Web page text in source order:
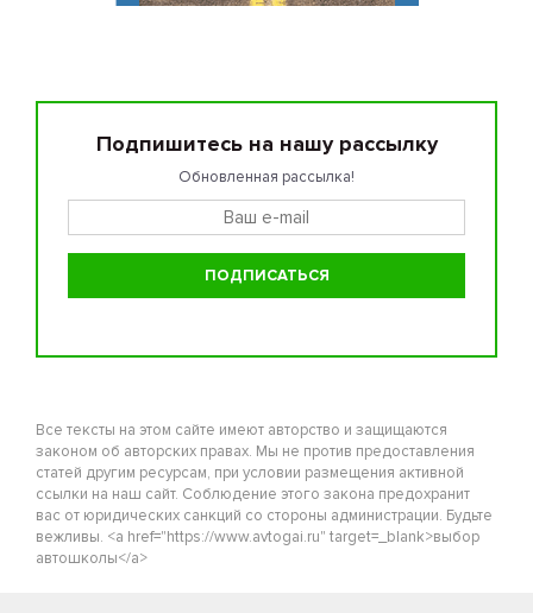
Подпишитесь на нашу рассылку
Обновленная рассылка!
Все тексты на этом сайте имеют авторство и защищаются
законом об авторских правах. Мы не против предоставления
статей другим ресурсам, при условии размещения активной
ссылки на наш сайт. Соблюдение этого закона предохранит
вас от юридических санкций со стороны администрации. Будьте
вежливы. <a href="https://www.avtogai.ru" target=_blank>выбор
автошколы</a>